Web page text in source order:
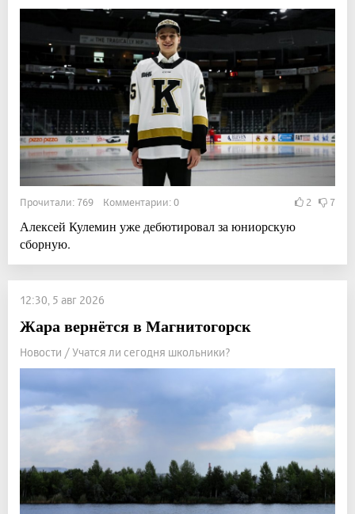
Прочитали: 769 Комментарии: 0 2 7
Алексей Кулемин уже дебютировал за юниорскую
сборную.
12:30, 5 авг 2026
Жара вернётся в Магнитогорск
Новости / Учатся ли сегодня школьники?